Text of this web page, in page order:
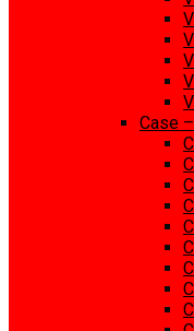
Case